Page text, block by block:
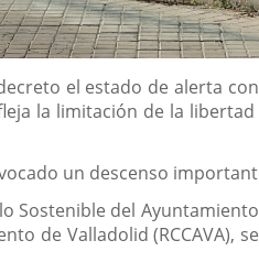
el estado de alerta
la limitación de la
un descenso
Sostenible del
de Valladolid